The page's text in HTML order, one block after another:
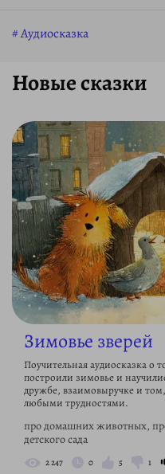
Аудиосказка
Новые сказки
Зимовье зверей
Поучительная аудиосказка о
построили зимовье и
дружбе, взаимовыручке и том,
любыми трудностями.
про домашних животных,
детского сада
2 247 0 5 1